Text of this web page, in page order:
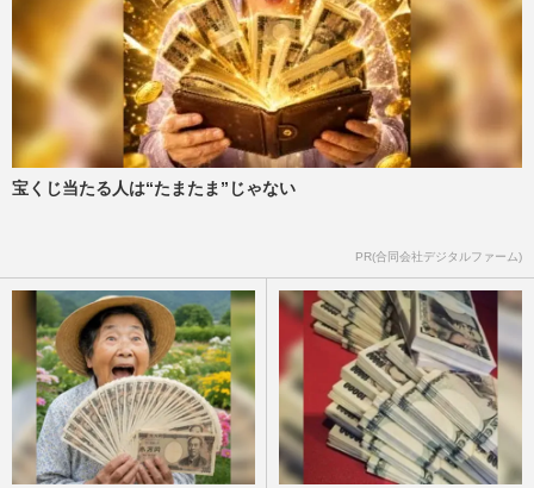
宝くじ当たる人は“たまたま”じゃない
PR(合同会社デジタルファーム)